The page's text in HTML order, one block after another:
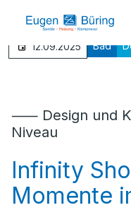
12.09.2025 Bad
⸺ Design und
Niveau
Infinity
Momente